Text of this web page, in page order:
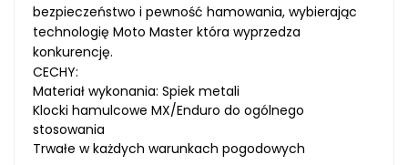
bezpieczeństwo i pewność hamowania, wybierając
technologię Moto Master która wyprzedza
konkurencję.
CECHY:
Materiał wykonania: Spiek metali
Klocki hamulcowe MX/Enduro do ogólnego
stosowania
Trwałe w każdych warunkach pogodowych